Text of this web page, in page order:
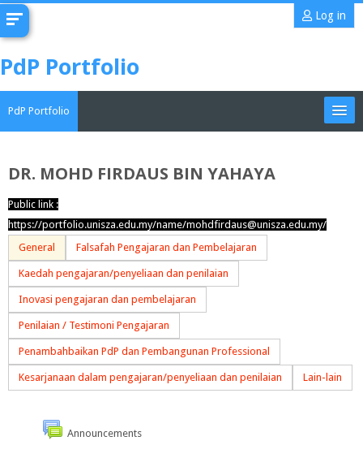
content
Log in
PdP Portfolio
PdP Portfolio
English ‎(en)‎
Search
portfolios
DR. MOHD FIRDAUS BIN YAHAYA
Public link :
https://portfolio.unisza.edu.my/name/mohdfirdaus@unisza.edu.my/
General
Falsafah Pengajaran dan Pembelajaran
Kaedah pengajaran/penyeliaan dan penilaian
Inovasi pengajaran dan pembelajaran
Penilaian / Testimoni Pengajaran
Penambahbaikan PdP dan Pembangunan Professional
Kesarjanaan dalam pengajaran/penyeliaan dan penilaian Lain-lain
Announcements